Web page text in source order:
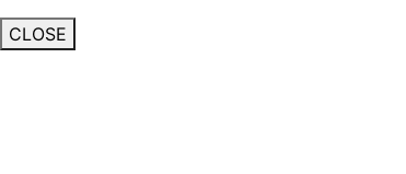
CLOSE